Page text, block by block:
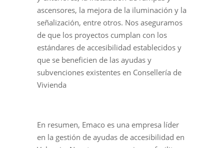
ascensores, la mejora de la iluminación y la
señalización, entre otros. Nos aseguramos
de que los proyectos cumplan con los
estándares de accesibilidad establecidos y
que se beneficien de las ayudas y
subvenciones existentes en Consellería de
Vivienda
En resumen, Emaco es una empresa líder
en la gestión de ayudas de accesibilidad en